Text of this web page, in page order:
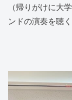
（帰りがけに大
ンドの演奏を聴